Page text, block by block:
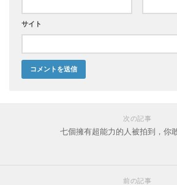
サイト
次の記事
七個擁有超能力的人被拍到，你
前の記事